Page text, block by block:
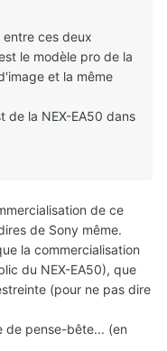
ces deux
le modèle pro de la
et la même
de la NEX-EA50 dans
de ce
de Sony même.
la commercialisation
du NEX-EA50), que
(pour ne pas dire
de pense-bête... (en